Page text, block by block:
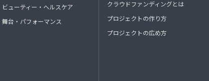
ビューティー・ヘルスケア
舞台・パフォーマンス
クラウドファンディングとは
プロジェクトの作り方
プロジェクトの広め方